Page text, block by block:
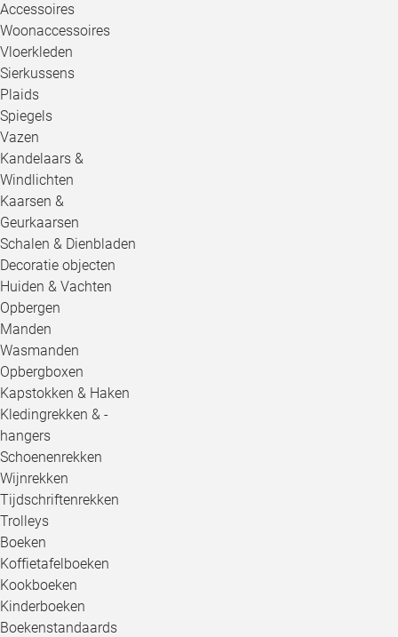
Accessoires
Woonaccessoires
Vloerkleden
Sierkussens
Plaids
Spiegels
Vazen
Kandelaars &
Windlichten
Kaarsen &
Geurkaarsen
Schalen & Dienbladen
Decoratie objecten
Huiden & Vachten
Opbergen
Manden
Wasmanden
Opbergboxen
Kapstokken & Haken
Kledingrekken & -
hangers
Schoenenrekken
Wijnrekken
Tijdschriftenrekken
Trolleys
Boeken
Koffietafelboeken
Kookboeken
Kinderboeken
Boekenstandaards